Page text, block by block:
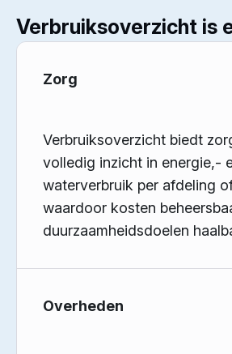
Verbruiksoverzicht is
Zorg
Verbruiksoverzicht biedt
volledig inzicht in energie,-
waterverbruik per afdeling
waardoor kosten
duurzaamheidsdoelen
Overheden